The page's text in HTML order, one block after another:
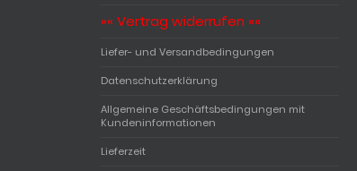
«« Vertrag widerrufen »»
Liefer- und Versandbedingungen
Datenschutzerklärung
Allgemeine Geschäftsbedingungen mit
Kundeninformationen
Lieferzeit